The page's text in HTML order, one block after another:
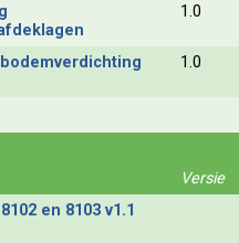
1.0
1.0
Versie
en 8103 v1.1